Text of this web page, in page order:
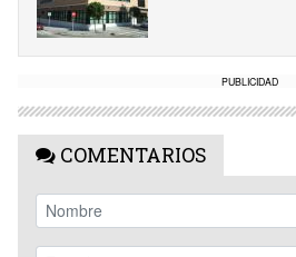
PUBLICIDAD
COMENTARIOS